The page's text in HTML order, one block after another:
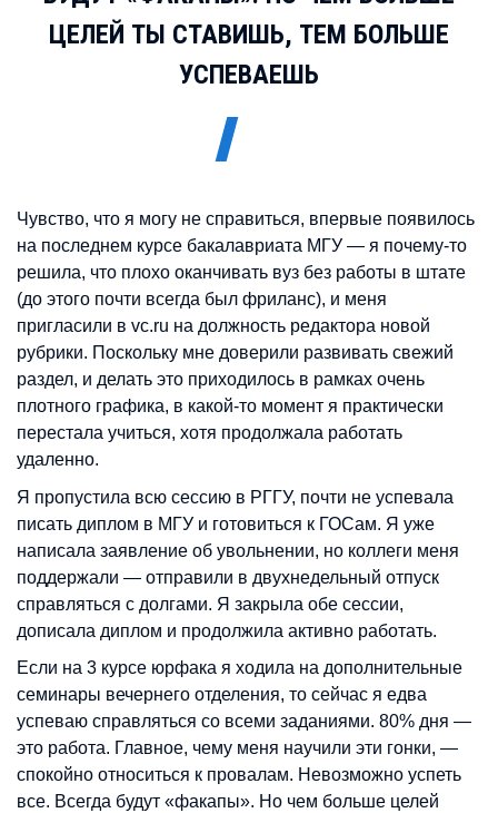
ЦЕЛЕЙ ТЫ СТАВИШЬ, ТЕМ БОЛЬШЕ
УСПЕВАЕШЬ
Чувство, что я могу не справиться, впервые появилось
на последнем курсе бакалавриата МГУ — я почему-то
решила, что плохо оканчивать вуз без работы в штате
(до этого почти всегда был фриланс), и меня
пригласили в vc.ru на должность редактора новой
рубрики. Поскольку мне доверили развивать свежий
раздел, и делать это приходилось в рамках очень
плотного графика, в какой-то момент я практически
перестала учиться, хотя продолжала работать
удаленно.
Я пропустила всю сессию в РГГУ, почти не успевала
писать диплом в МГУ и готовиться к ГОСам. Я уже
написала заявление об увольнении, но коллеги меня
поддержали — отправили в двухнедельный отпуск
справляться с долгами. Я закрыла обе сессии,
дописала диплом и продолжила активно работать.
Если на 3 курсе юрфака я ходила на дополнительные
семинары вечернего отделения, то сейчас я едва
успеваю справляться со всеми заданиями. 80% дня —
это работа. Главное, чему меня научили эти гонки, —
спокойно относиться к провалам. Невозможно успеть
все. Всегда будут «факапы». Но чем больше целей